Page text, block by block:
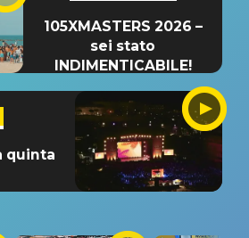
105XMASTERS 2026 –
sei stato
INDIMENTICABILE!
quinta